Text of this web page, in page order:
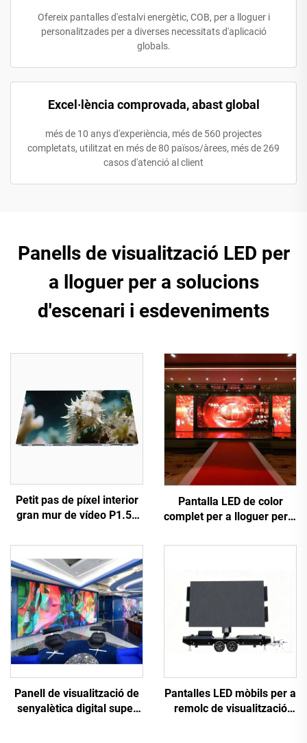
Ofereix pantalles d'estalvi energètic, COB, per a lloguer i
personalitzades per a diverses necessitats d'aplicació
globals.
Excel·lència comprovada, abast global
més de 10 anys d'experiència, més de 560 projectes
completats, utilitzat en més de 80 països/àrees, més de 269
casos d'atenció al client
Panells de visualització LED per
a lloguer per a solucions
d'escenari i esdeveniments
Petit pas de píxel interior
gran mur de vídeo P1.56
de visualització per a
cinema domèstic
Pantalla LED de color
complet per a lloguer per a
a pantalla LED mòbil de
Panell de visualització de
senyalètica digital super
Pantalles LED mòbils per a
remolc de visualització